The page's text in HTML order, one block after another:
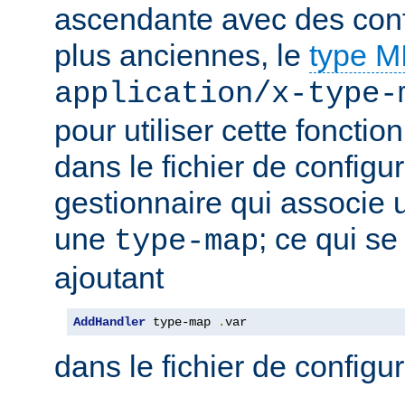
ascendante avec des
plus anciennes, le type
application/x-type-
pour utiliser cette
dans le fichier de
gestionnaire qui associe
une type-map; ce qui
ajoutant
AddHandler type-map .var
dans le fichier de